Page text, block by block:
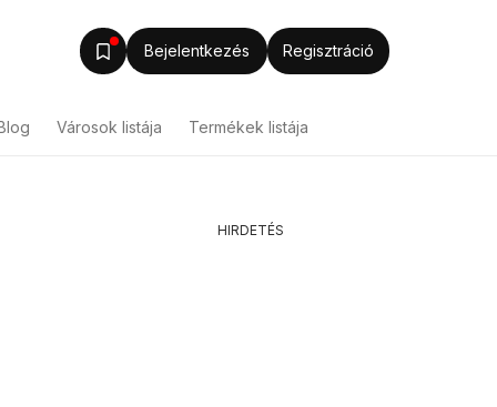
Bejelentkezés Regisztráció
Városok listája Termékek listája
HIRDETÉS